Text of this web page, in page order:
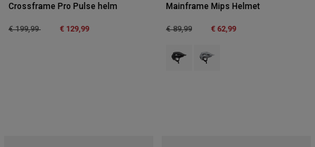
Crossframe Pro Pulse helm
Price reduced from
€ 199,99to € 129,99
Mainframe Mips Helmet
Price reduced from
€ 89,99to € 62,99
Product swatch type of Zwart.
Product swatch type of Wit.